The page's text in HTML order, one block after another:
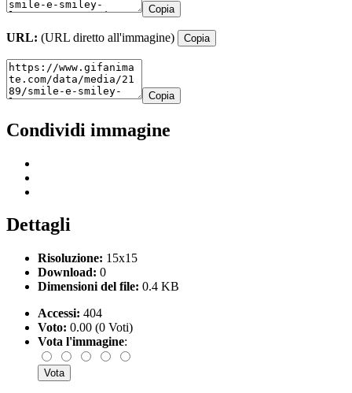
Copia
URL: (URL diretto all'immagine) Copia
Copia
Condividi immagine
Dettagli
Risoluzione: 15x15
Download: 0
Dimensioni del file: 0.4 KB
Accessi: 404
Voto: 0.00 (0 Voti)
Vota l'immagine: